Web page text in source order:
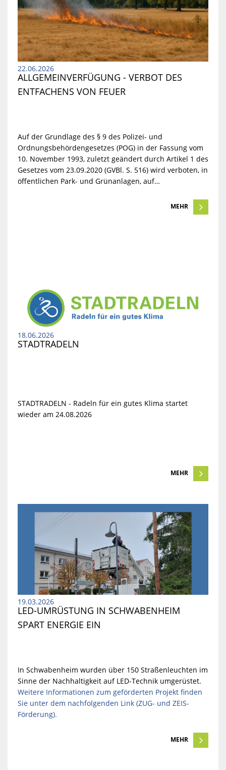
22.06.2026
ALLGEMEINVERFÜGUNG - VERBOT DES
ENTFACHENS VON FEUER
Auf der Grundlage des § 9 des Polizei- und
Ordnungsbehördengesetzes (POG) in der Fassung vom
10. November 1993, zuletzt geändert durch Artikel 1 des
Gesetzes vom 23.09.2020 (GVBl. S. 516) wird verboten, in
öffentlichen Park- und Grünanlagen, auf…
MEHR
18.06.2026
STADTRADELN
STADTRADELN - Radeln für ein gutes Klima startet
wieder am 24.08.2026
MEHR
19.03.2026
LED-UMRÜSTUNG IN SCHWABENHEIM
SPART ENERGIE EIN
In Schwabenheim wurden über 150 Straßenleuchten im
Sinne der Nachhaltigkeit auf LED-Technik umgerüstet.
Weitere Informationen zum geförderten Projekt finden
Sie unter dem nachfolgenden Link (ZUG- und ZEIS-
Förderung).
MEHR